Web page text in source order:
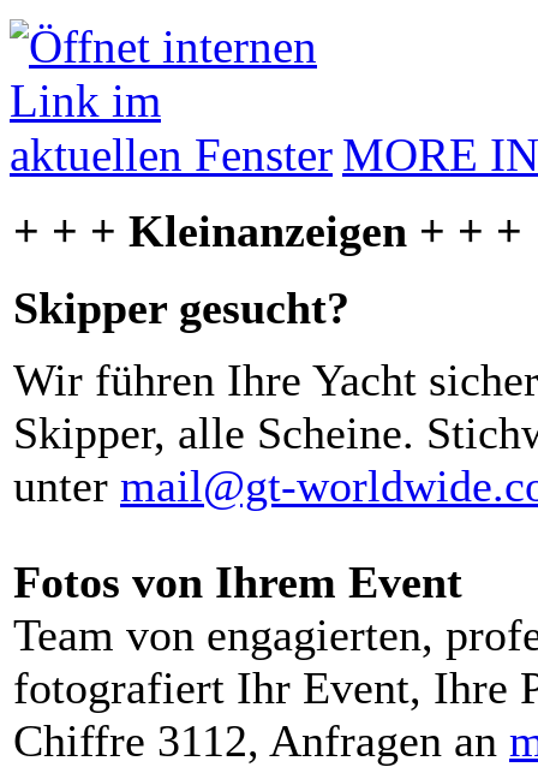
MORE
+ + + Kleinanzeigen + + +
Skipper gesucht?
Wir führen Ihre Yacht
Skipper, alle Scheine.
unter mail@gt-
Fotos von Ihrem Event
Team von engagierten,
fotografiert Ihr Event, Ihre
Chiffre 3112, Anfragen an